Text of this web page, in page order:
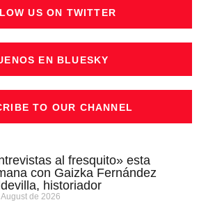
US ON TWITTER
EN BLUESKY
TO OUR CHANNEL
al fresquito» esta
con Gaizka Fernández
historiador
de 2026